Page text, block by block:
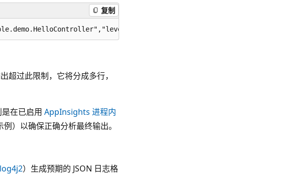
复制
超过此限制，它将分成多行，
在已启用 AppInsights 进程内
）以确保正确分析最终输出。
log4j2）生成预期的 JSON 日志格